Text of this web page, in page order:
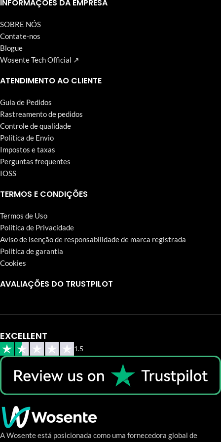
INFORMAÇÕES DA EMPRESA
SOBRE NÓS
Contate-nos
Blogue
Wosente Tech Official ↗
ATENDIMENTO AO CLIENTE
Guia de Pedidos
Rastreamento de pedidos
Controle de qualidade
Política de Envio
Impostos e taxas
Perguntas frequentes
IOSS
TERMOS E CONDIÇÕES
Termos de Uso
Política de Privacidade
Aviso de isenção de responsabilidade de marca registrada
Política de garantia
Cookies
AVALIAÇÕES DO TRUSTPILOT
EXCELLENT
1.5
A Wosente está posicionada como uma fornecedora global de